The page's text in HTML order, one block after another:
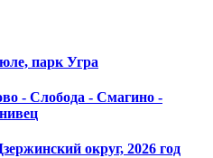
парк Угра
- Слобода - Смагино -
округ, 2026 год